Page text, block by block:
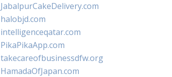
JabalpurCakeDelivery.com
halobjd.com
intelligenceqatar.com
PikaPikaApp.com
takecareofbusinessdfw.org
HamadaOfJapan.com